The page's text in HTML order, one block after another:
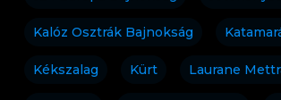
Kalóz Osztrák Bajnokság
Kékszalag Kürt Laurane